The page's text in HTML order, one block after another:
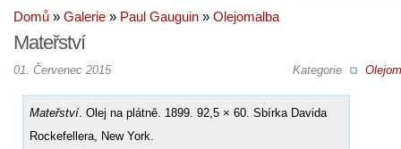
Domů » Galerie » Paul Gauguin » Olejomalba
Mateřství
Kategorie
01. Červenec 2015
Mateřství. Olej na plátně. 1899. 92,5 × 60. Sbírka Davida
Rockefellera, New York.